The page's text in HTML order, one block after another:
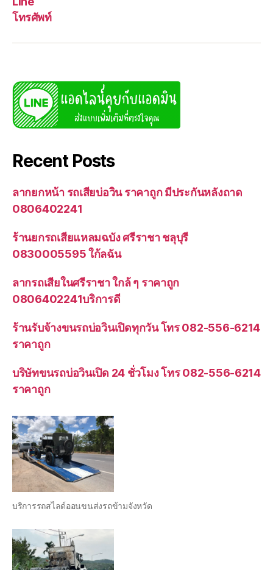
โทรศัพท์
Recent Posts
ลากยกหน้า รถเสียบ่อวิน ราคาถูก มีประกันหลังถาด
0806402241
ร้านยกรถเสียแหลมฉบัง ศรีราชา ชลุบุรี
0830005595 ใก้ลฉัน
ลากรถเสียในศรีราชา ใกล้ ๆ ราคาถูก
0806402241บริการดี
ร้านรับจ้างขนรถบ่อวินเปิดทุกวัน โทร 082-556-6214
ราคาถูก
บริษัทขนรถบ่อวินเปิด 24 ชั่วโมง โทร 082-556-6214
ราคาถูก
บริการรถสไลด์ออนขนส่งรถข้ามจังหวัด